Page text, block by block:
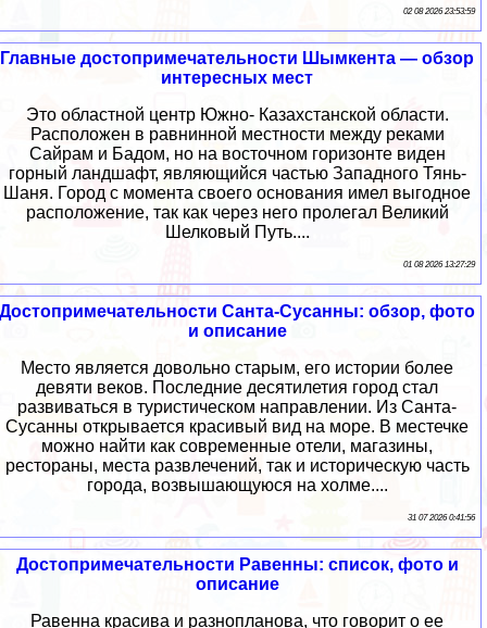
02 08 2026 23:53:59
Главные достопримечательности Шымкента — обзор
интересных мест
Это областной центр Южно- Казахстанской области.
Расположен в равнинной местности между реками
Сайрам и Бадом, но на восточном горизонте виден
горный ландшафт, являющийся частью Западного Тянь-
Шаня. Город с момента своего основания имел выгодное
расположение, так как через него пролегал Великий
Шелковый Путь....
01 08 2026 13:27:29
Достопримечательности Санта-Сусанны: обзор, фото
и описание
Место является довольно старым, его истории более
девяти веков. Последние десятилетия город стал
развиваться в туристическом направлении. Из Санта-
Сусанны открывается красивый вид на море. В местечке
можно найти как современные отели, магазины,
рестораны, места развлечений, так и историческую часть
города, возвышающуюся на холме....
31 07 2026 0:41:56
Достопримечательности Равенны: список, фото и
описание
Равенна красива и разнопланова, что говорит о ее